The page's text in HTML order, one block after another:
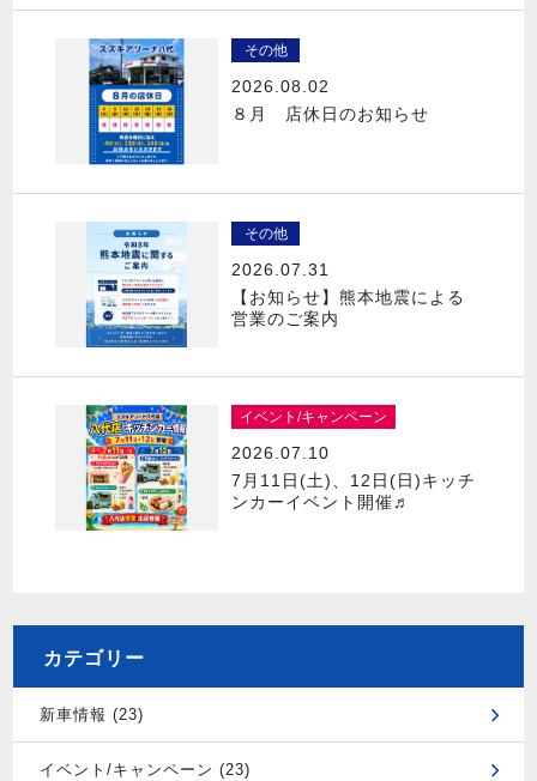
その他
2026.08.02
８月 店休日のお知らせ
その他
2026.07.31
【お知らせ】熊本地震による
営業のご案内
イベント/キャンペーン
2026.07.10
7月11日(土)、12日(日)キッチ
ンカーイベント開催♬
カテゴリー
新車情報 (23)
イベント/キャンペーン (23)